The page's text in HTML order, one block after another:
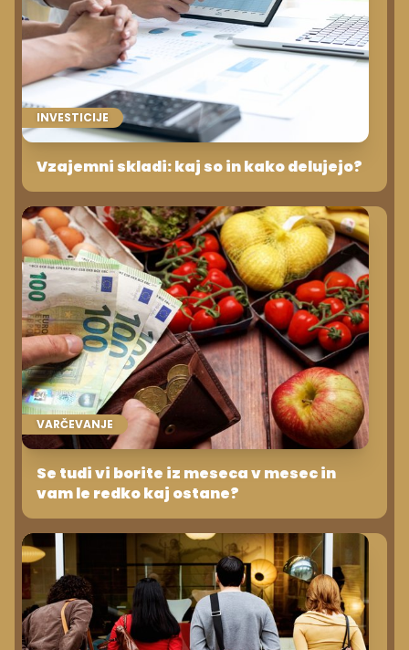
INVESTICIJE
Vzajemni skladi: kaj so in kako delujejo?
VARČEVANJE
Se tudi vi borite iz meseca v mesec in
vam le redko kaj ostane?